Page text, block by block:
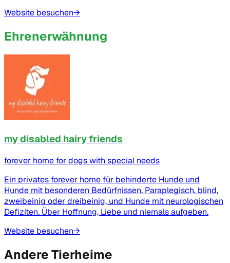
Website besuchen→
Ehrenerwähnung
my disabled hairy friends
forever home for dogs with special needs
Ein privates forever home für behinderte Hunde und
Hunde mit besonderen Bedürfnissen. Paraplegisch, blind,
zweibeinig oder dreibeinig, und Hunde mit neurologischen
Defiziten. Über Hoffnung, Liebe und niemals aufgeben.
Website besuchen→
Andere Tierheime